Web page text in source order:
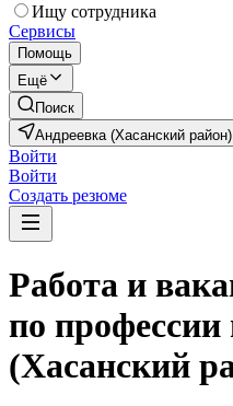
Ищу сотрудника
Сервисы
Помощь
Ещё
Поиск
Андреевка (Хасанский район)
Войти
Войти
Создать резюме
Работа и
по профессии
(Хасанский